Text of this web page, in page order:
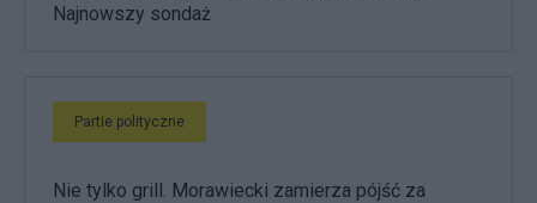
Najnowszy sondaż
Partie polityczne
Nie tylko grill. Morawiecki zamierza pójść za